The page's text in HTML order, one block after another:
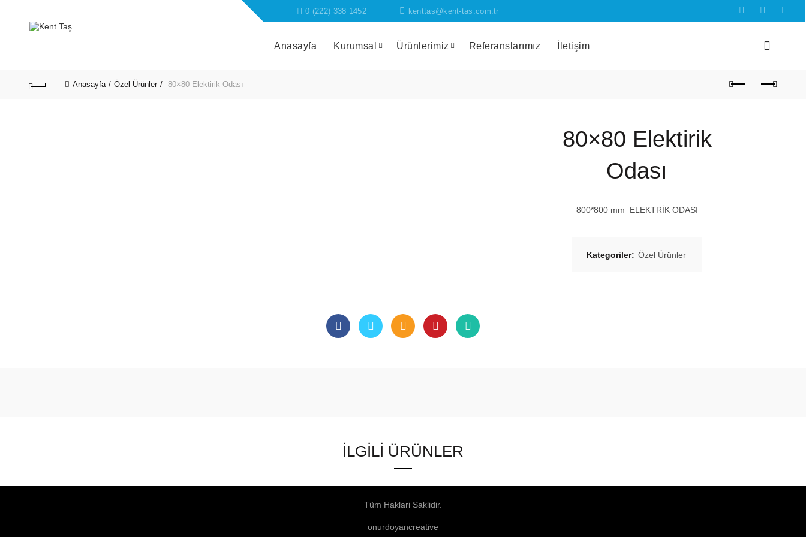
0 (222) 338 1452 kenttas@kent-tas.com.tr
Anasayfa Kurumsal Ürünlerimiz Referanslarımız İletişim
Anasayfa Özel Ürünler 80×80 Elektirik Odası
80×80 Elektirik
Odası
800*800 mm ELEKTRİK ODASI
Kategoriler: Özel Ürünler
İLGILI ÜRÜNLER
Tüm Haklari Saklidir.
onurdoyancreative